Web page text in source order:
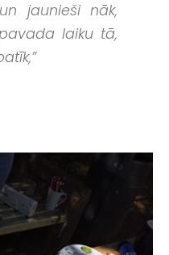
jaunieši nāk,
laiku tā,